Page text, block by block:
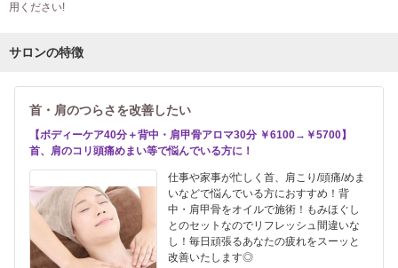
用ください!
サロンの特徴
首・肩のつらさを改善したい
【ボディーケア40分＋背中・肩甲骨アロマ30分 ￥6100→￥5700】
首、肩のコリ頭痛めまい等で悩んでいる方に！
仕事や家事が忙しく首、肩こり/頭痛/めま
いなどで悩んでいる方におすすめ！背
中・肩甲骨をオイルで施術！もみほぐし
とのセットなのでリフレッシュ間違いな
し！毎日頑張るあなたの疲れをスーッと
改善いたします◎